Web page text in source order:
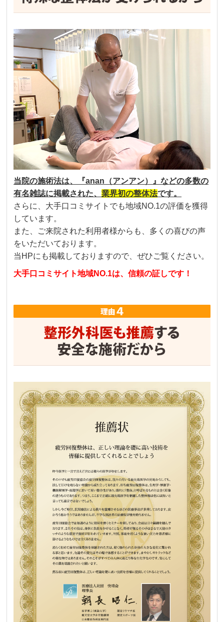
当院の施術法は、『anan（アンアン）』などの多数の
有名雑誌に掲載された、業界初の整体法です。
さらに、大手口コミサイトでも地域NO.1の評価を獲得
しています。
また、ご来院された利用者様からも、多くの喜びの声
をいただいております。
当HPにも掲載しておりますので、ぜひご覧ください。
大手口コミサイト地域NO.1は、信頼の証しです！